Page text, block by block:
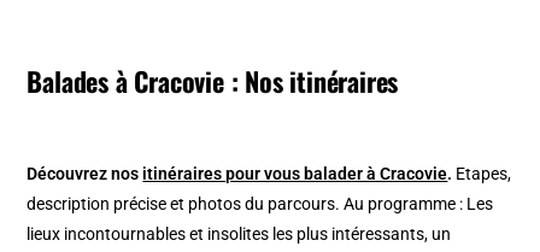
Balades à Cracovie : Nos itinéraires
Découvrez nos itinéraires pour vous balader à Cracovie. Etapes,
description précise et photos du parcours. Au programme : Les
lieux incontournables et insolites les plus intéressants, un